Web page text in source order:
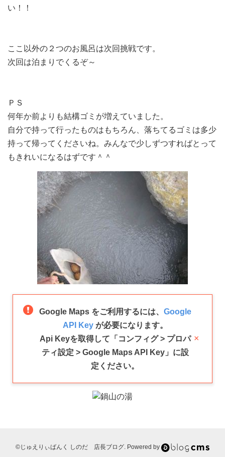
い！！
ここ以外の２つのお風呂は次回挑戦です。
次回は泊まりでくるぞ～
ＰＳ
何年か前よりも結構ゴミが増えていました。
自分で持って行ったものはもちろん、落ちてるゴミは多少
持って帰ってくださいね。みんなで少しずつすればとって
もきれいになるはずです＾＾
Google Maps をご利用するには、 Google
API Keyが必要になります。
Api Keyを取得して「コンフィグ > プロパ
ティ設定 > Google Maps API Key」に設
定ください。
×
©じゅえりぃばんく しのだ 店長ブログ. Powered by